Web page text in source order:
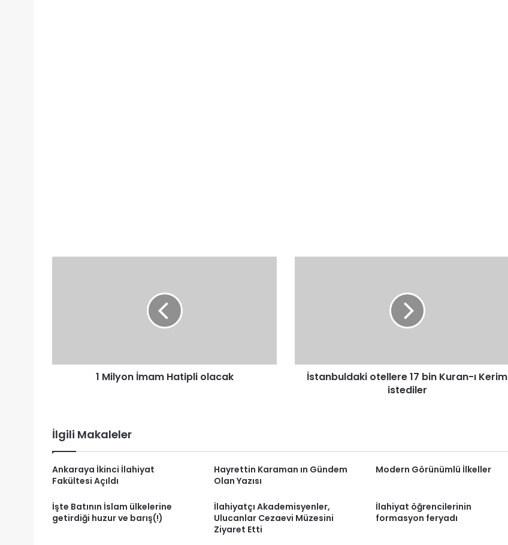
1 Milyon İmam Hatipli olacak
İstanbuldaki otellere 17 bin Kuran-ı Kerim
istediler
İlgili Makaleler
Ankaraya İkinci İlahiyat
Fakültesi Açıldı
Hayrettin Karaman ın Gündem
Olan Yazısı
Modern Görünümlü İlkeller
İşte Batının İslam ülkelerine
getirdiği huzur ve barış(!)
İlahiyatçı Akademisyenler,
Ulucanlar Cezaevi Müzesini
Ziyaret Etti
İlahiyat öğrencilerinin
formasyon feryadı